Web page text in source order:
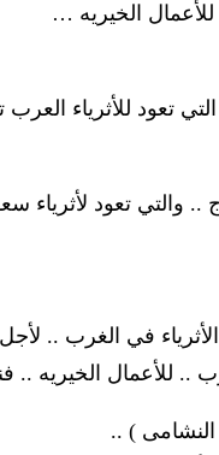
الخيريه …
في الغرب .. لأجل
.. للأعمال الخيريه ..
( النشامى ) ..